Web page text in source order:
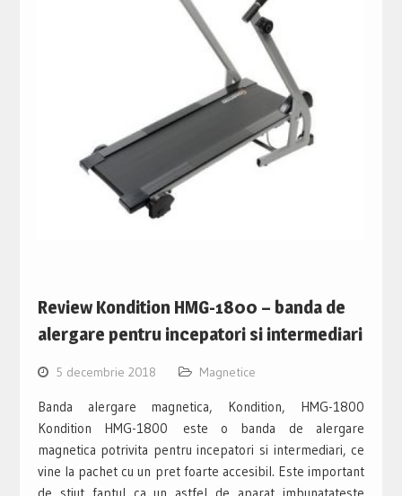
Review Kondition HMG-1800 – banda de
alergare pentru incepatori si intermediari
5 decembrie 2018 Magnetice
Banda alergare magnetica, Kondition, HMG-1800
Kondition HMG-1800 este o banda de alergare
magnetica potrivita pentru incepatori si intermediari, ce
vine la pachet cu un pret foarte accesibil. Este important